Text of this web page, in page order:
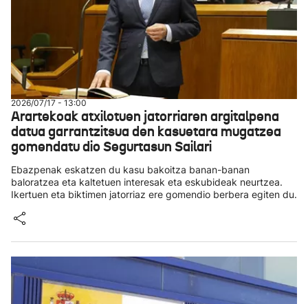
2026/07/17 - 13:00
Arartekoak atxilotuen jatorriaren argitalpena
datua garrantzitsua den kasuetara mugatzea
gomendatu dio Segurtasun Sailari
Ebazpenak eskatzen du kasu bakoitza banan-banan
baloratzea eta kaltetuen interesak eta eskubideak neurtzea.
Ikertuen eta biktimen jatorriaz ere gomendio berbera egiten du.